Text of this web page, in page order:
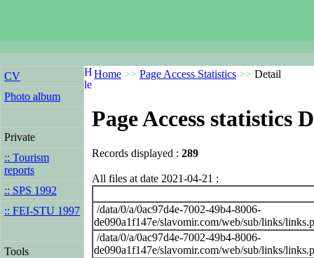
CV
Photo album
Private
:: Tourism
reports
:: SPS 1992
:: FEI-STU 1997
Tools
Home >> Page Access Statistics >> Detail
Page Access statistics
Records displayed : 289
All files at date 2021-04-21 :
/data/0/a/0ac97d4e-7002-49b4-8006-
de090a1f147e/slavomir.com/web/sub/links/
/data/0/a/0ac97d4e-7002-49b4-8006-
de090a1f147e/slavomir.com/web/sub/links/